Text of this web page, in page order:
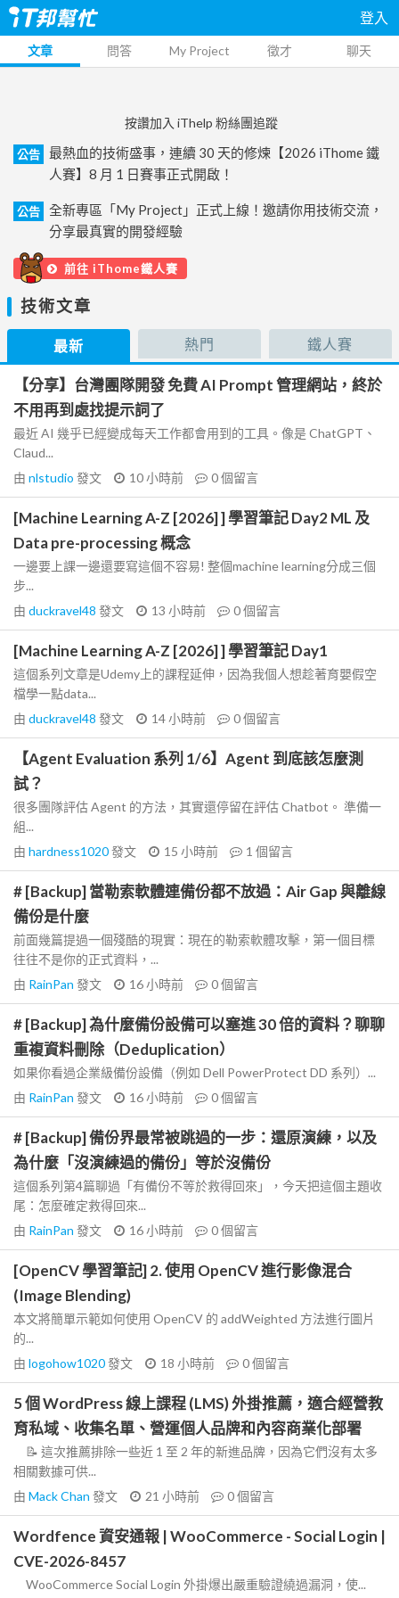
登入
文章 問答 My Project 徵才 聊天
按讚加入 iThelp 粉絲團追蹤
公告
最熱血的技術盛事，連續 30 天的修煉【2026 iThome 鐵
人賽】8 月 1 日賽事正式開啟！
公告
全新專區「My Project」正式上線！邀請你用技術交流，
分享最真實的開發經驗
前往 iThome鐵人賽
技術文章
最新 熱門 鐵人賽
【分享】台灣團隊開發 免費 AI Prompt 管理網站，終於
不用再到處找提示詞了
最近 AI 幾乎已經變成每天工作都會用到的工具。像是 ChatGPT、
Claud...
由 nlstudio 發文 10 小時前 0個留言
[Machine Learning A-Z [2026] ] 學習筆記 Day2 ML 及
Data pre-processing 概念
一邊要上課一邊還要寫這個不容易! 整個machine learning分成三個
步...
由 duckravel48 發文 13 小時前 0個留言
[Machine Learning A-Z [2026] ] 學習筆記 Day1
這個系列文章是Udemy上的課程延伸，因為我個人想趁著育嬰假空
檔學一點data...
由 duckravel48 發文 14 小時前 0個留言
【Agent Evaluation 系列 1/6】Agent 到底該怎麼測
試？
很多團隊評估 Agent 的方法，其實還停留在評估 Chatbot。 準備一
組...
由 hardness1020發文 15 小時前 1 個留言
# [Backup] 當勒索軟體連備份都不放過：Air Gap 與離線
備份是什麼
前面幾篇提過一個殘酷的現實：現在的勒索軟體攻擊，第一個目標
往往不是你的正式資料，...
由 RainPan 發文 16 小時前 0個留言
# [Backup] 為什麼備份設備可以塞進 30 倍的資料？聊聊
重複資料刪除（Deduplication）
如果你看過企業級備份設備（例如 Dell PowerProtect DD 系列）...
由 RainPan 發文 16 小時前 0個留言
# [Backup] 備份界最常被跳過的一步：還原演練，以及
為什麼「沒演練過的備份」等於沒備份
這個系列第4篇聊過「有備份不等於救得回來」，今天把這個主題收
尾：怎麼確定救得回來...
由 RainPan 發文 16 小時前 0個留言
[OpenCV 學習筆記] 2. 使用 OpenCV 進行影像混合
(Image Blending)
本文將簡單示範如何使用 OpenCV 的 addWeighted 方法進行圖片
的...
由 logohow1020發文 18 小時前 0個留言
5 個 WordPress 線上課程 (LMS) 外掛推薦，適合經營教
育私域、收集名單、營運個人品牌和內容商業化部署
📝 這次推薦排除一些近 1 至 2 年的新進品牌，因為它們沒有太多
相關數據可供...
由 Mack Chan 發文 21 小時前 0個留言
Wordfence 資安通報 | WooCommerce - Social Login |
CVE-2026-8457
WooCommerce Social Login 外掛爆出嚴重驗證繞過漏洞，使...